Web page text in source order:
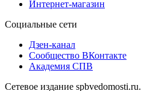
Интернет-магазин
Социальные сети
Дзен-канал
Сообщество ВКонтакте
Академия СПВ
Сетевое издание spbvedomosti.ru.